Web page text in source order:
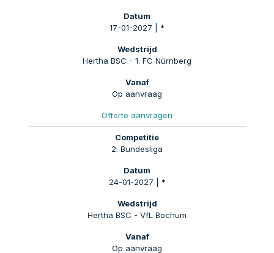
17-01-2027 | *
Hertha BSC - 1. FC Nürnberg
Op aanvraag
Offerte aanvragen
2. Bundesliga
24-01-2027 | *
Hertha BSC - VfL Bochum
Op aanvraag